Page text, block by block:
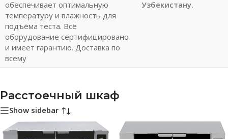
обеспечивает оптимальную
температуру и влажность для
подъёма теста. Всё
оборудование сертифицировано
и имеет гарантию. Доставка по
всему
Узбекистану.
Расстоечный шкаф
Show sidebar